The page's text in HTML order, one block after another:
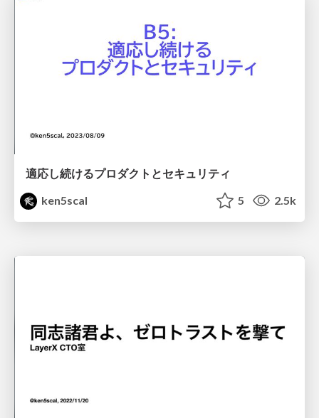
適応し続けるプロダクトとセキュリティ
ken5scal
5 2.5k